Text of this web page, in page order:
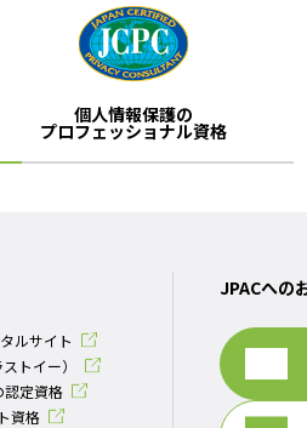
個人情報保護の
プロフェッショナル資格
ルサイト
トイー）
定資格
資格
JPACへの